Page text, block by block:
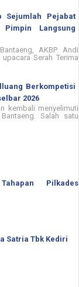
Sejumlah Pejabat
Langsung
AKBP Andi
Serah Terima
Berkompetisi
2026
kembali menyelimuti
Salah satu
Pilkades
Satria Tbk Kediri